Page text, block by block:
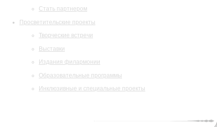
Стать партнером
Просветительские проекты
Творческие встречи
Выставки
Издания филармонии
Образовательные программы
Инклюзивные и специальные проекты